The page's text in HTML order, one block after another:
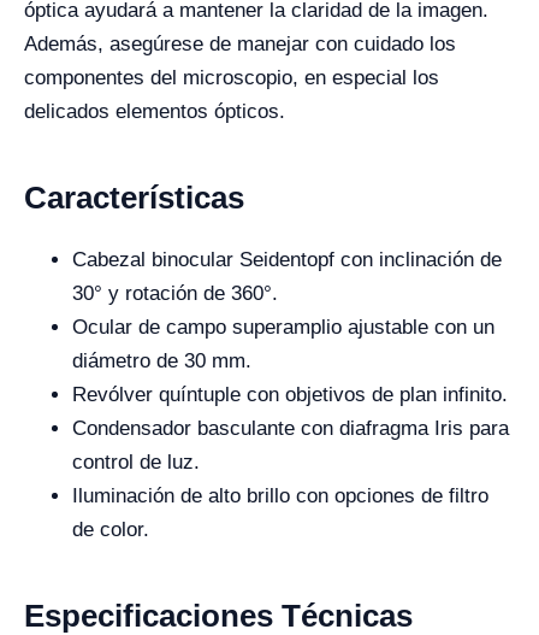
óptica ayudará a mantener la claridad de la imagen.
Además, asegúrese de manejar con cuidado los
componentes del microscopio, en especial los
delicados elementos ópticos.
Características
Cabezal binocular Seidentopf con inclinación de
30° y rotación de 360°.
Ocular de campo superamplio ajustable con un
diámetro de 30 mm.
Revólver quíntuple con objetivos de plan infinito.
Condensador basculante con diafragma Iris para
control de luz.
Iluminación de alto brillo con opciones de filtro
de color.
Especificaciones Técnicas